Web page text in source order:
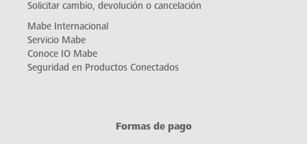
Solicitar cambio, devolución o cancelación
Mabe Internacional
Servicio Mabe
Conoce IO Mabe
Seguridad en Productos Conectados
Formas de pago